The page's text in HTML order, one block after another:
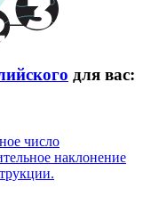
для вас:
число
наклонение